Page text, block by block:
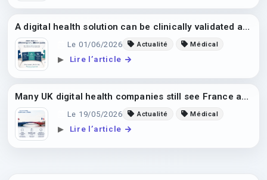
A digital health solution can be clinically validated and widely adopted in the...
Le 01/06/2026 Actualité Médical
▶ Lire l’article
Many UK digital health companies still see France as a difficult market to appro...
Le 19/05/2026 Actualité Médical
▶ Lire l’article